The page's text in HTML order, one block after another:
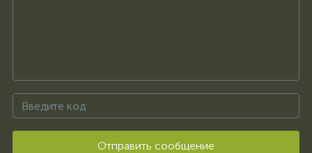
Отправить сообщение